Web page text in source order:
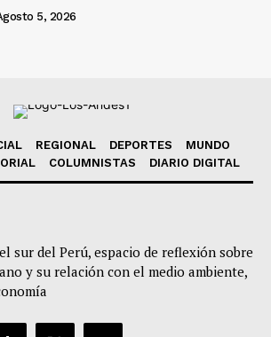
5, 2026
REGIONAL DEPORTES
MUNDO
COLUMNISTAS DIARIO DIGITAL
sur del Perú, espacio de reflexión sobre
y su relación con el medio ambiente,